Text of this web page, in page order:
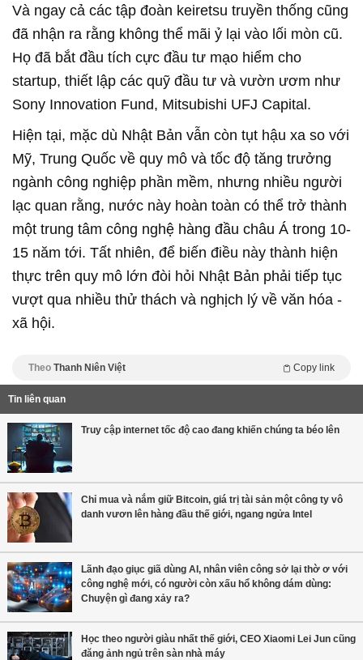
Và ngay cả các tập đoàn keiretsu truyền thống cũng
đã nhận ra rằng không thể mãi ỷ lại vào lối mòn cũ.
Họ đã bắt đầu tích cực đầu tư mạo hiểm cho
startup, thiết lập các quỹ đầu tư và vườn ươm như
Sony Innovation Fund, Mitsubishi UFJ Capital.
Hiện tại, mặc dù Nhật Bản vẫn còn tụt hậu xa so với
Mỹ, Trung Quốc về quy mô và tốc độ tăng trưởng
ngành công nghiệp phần mềm, nhưng nhiều người
lạc quan rằng, nước này hoàn toàn có thể trở thành
một trung tâm công nghệ hàng đầu châu Á trong 10-
15 năm tới. Tất nhiên, để biến điều này thành hiện
thực trên quy mô lớn đòi hỏi Nhật Bản phải tiếp tục
vượt qua nhiều thử thách và nghịch lý về văn hóa -
xã hội.
Theo Thanh Niên Việt Copy link
Tin liên quan
Truy cập internet tốc độ cao đang khiến chúng ta béo lên
Chỉ mua và nắm giữ Bitcoin, giá trị tài sản một công ty vô
danh vươn lên hàng đầu thế giới, ngang ngửa Intel
Lãnh đạo giục giã dùng AI, nhân viên công sở lại thờ ơ với
công nghệ mới, có người còn xấu hổ không dám dùng:
Chuyện gì đang xảy ra?
Học theo người giàu nhất thế giới, CEO Xiaomi Lei Jun cũng
đăng ảnh ngủ trên sàn nhà máy